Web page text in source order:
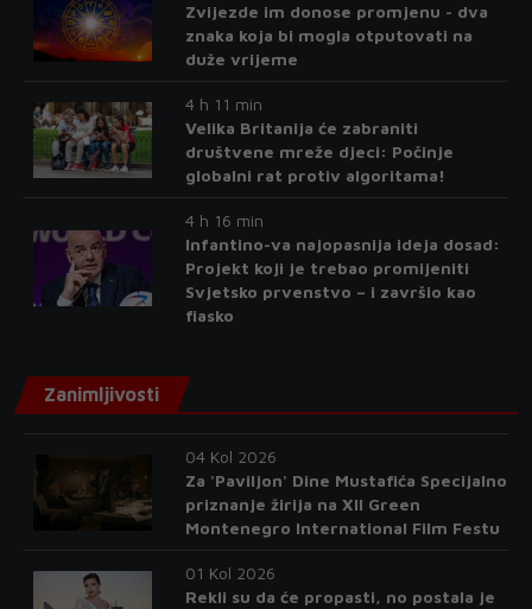
Zvijezde im donose promjenu - dva
znaka koja bi mogla otputovati na
duže vrijeme
4 h 11 min
Velika Britanija će zabraniti
društvene mreže djeci: Počinje
globalni rat protiv algoritama!
4 h 16 min
Infantino-va najopasnija ideja dosad:
Projekt koji je trebao promijeniti
Svjetsko prvenstvo – i završio kao
fiasko
Zanimljivosti
04 Kol 2026
Za 'Paviljon' Dine Mustafića Specijalno
priznanje žirija na XII Green
Montenegro International Film Festu
01 Kol 2026
Rekli su da će propasti, no postala je